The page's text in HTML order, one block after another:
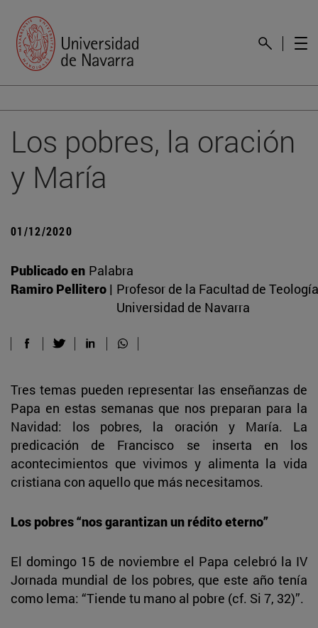
Los pobres, la oración
y María
01/12/2020
Publicado en Palabra
Ramiro Pellitero | Profesor de la Facultad de
Universidad de Navarra
Tres temas pueden representar las enseñanzas de
Papa en estas semanas que nos preparan para la
Navidad: los pobres, la oración y María. La
predicación de Francisco se inserta en los
acontecimientos que vivimos y alimenta la vida
cristiana con aquello que más necesitamos.
Los pobres “nos garantizan un rédito eterno”
El domingo 15 de noviembre el Papa celebró la IV
Jornada mundial de los pobres, que este año tenía
como lema: “Tiende tu mano al pobre (cf. Si 7, 32)”.